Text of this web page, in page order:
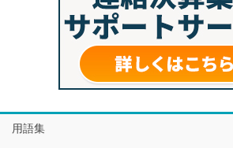
用語集